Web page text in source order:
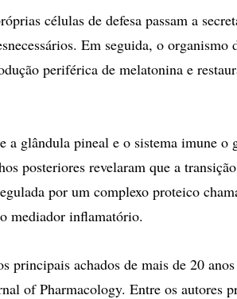
células de defesa passam a
Em seguida, o organismo
periférica de melatonina e
a glândula pineal e o sistema imune o
posteriores revelaram que a
por um complexo proteico
mediador inflamatório.
principais achados de mais de 20
of Pharmacology. Entre os autores